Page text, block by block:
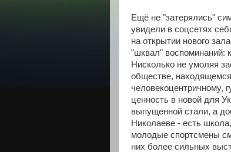
Ещё не "затерялись"
увидели в соцсетях
на открытии нового
"шквал" воспоминаний:
Нисколько не умоляя
обществе,
человекоцентричному,
ценность в новой для
выпущенной стали, а
Николаеве - есть
молодые спортсмены
них более сильных